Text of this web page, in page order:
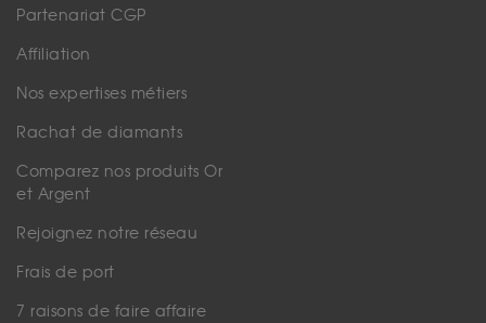
Partenariat CGP
Affiliation
Nos expertises métiers
Rachat de diamants
Comparez nos produits Or
et Argent
Rejoignez notre réseau
Frais de port
7 raisons de faire affaire